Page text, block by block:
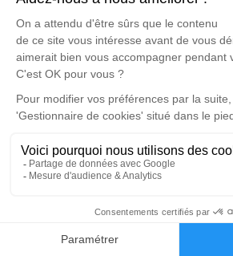
Faire-part
est un lieu d'expression dédié à
mémoire d’Anne-Marie MERCERON.
Un service de plantation d’arbre
disponible ici.
Je
Cérémonie religieuse
Église de Saint-Amand-sur-
79700 Saint-Amand-sur-Sèvre